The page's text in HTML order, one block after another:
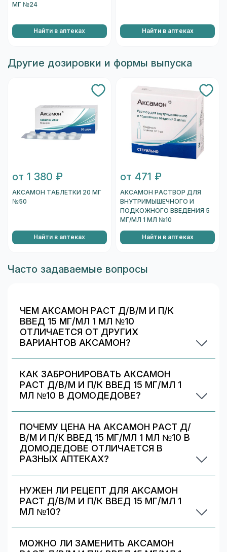
МГ №24
Найти в аптеках Найти в аптеках
Другие дозировки и формы выпуска
от 1 380 ₽
АКСАМОН ТАБЛЕТКИ 20 МГ
№50
Найти в аптеках
от 471 ₽
АКСАМОН РАСТВОР ДЛЯ
ВНУТРИМЫШЕЧНОГО И
ПОДКОЖНОГО ВВЕДЕНИЯ 5
МГ/МЛ 1 МЛ №10
Найти в аптеках
Часто задаваемые вопросы
ЧЕМ АКСАМОН РАСТ Д/В/М И П/К
ВВЕД 15 МГ/МЛ 1 МЛ №10
ОТЛИЧАЕТСЯ ОТ ДРУГИХ
ВАРИАНТОВ АКСАМОН?
упаковкой. В блоке «Формы выпуска» можно
сравнить цены и наличие по другим вариантам.
КАК ЗАБРОНИРОВАТЬ АКСАМОН
РАСТ Д/В/М И П/К ВВЕД 15 МГ/МЛ 1
МЛ №10 В ДОМОДЕДОВЕ?
(если доступно). После оформления получите
номер заказа и выкупите препарат в аптеке.
ПОЧЕМУ ЦЕНА НА АКСАМОН РАСТ Д/
В/М И П/К ВВЕД 15 МГ/МЛ 1 МЛ №10 В
ДОМОДЕДОВЕ ОТЛИЧАЕТСЯ В
РАЗНЫХ АПТЕКАХ?
разных аптек в Домодедове — выбирайте
самое выгодное и удобное по адресу/времени
НУЖЕН ЛИ РЕЦЕПТ ДЛЯ АКСАМОН
РАСТ Д/В/М И П/К ВВЕД 15 МГ/МЛ 1
МЛ №10?
Уточняйте правила у выбранной аптеки.
МОЖНО ЛИ ЗАМЕНИТЬ АКСАМОН